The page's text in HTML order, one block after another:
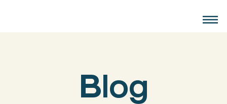
Blog